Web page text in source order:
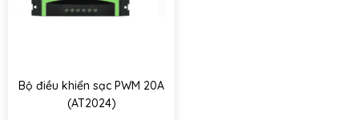
Bộ điều khiển sạc PWM 20A
(AT2024)